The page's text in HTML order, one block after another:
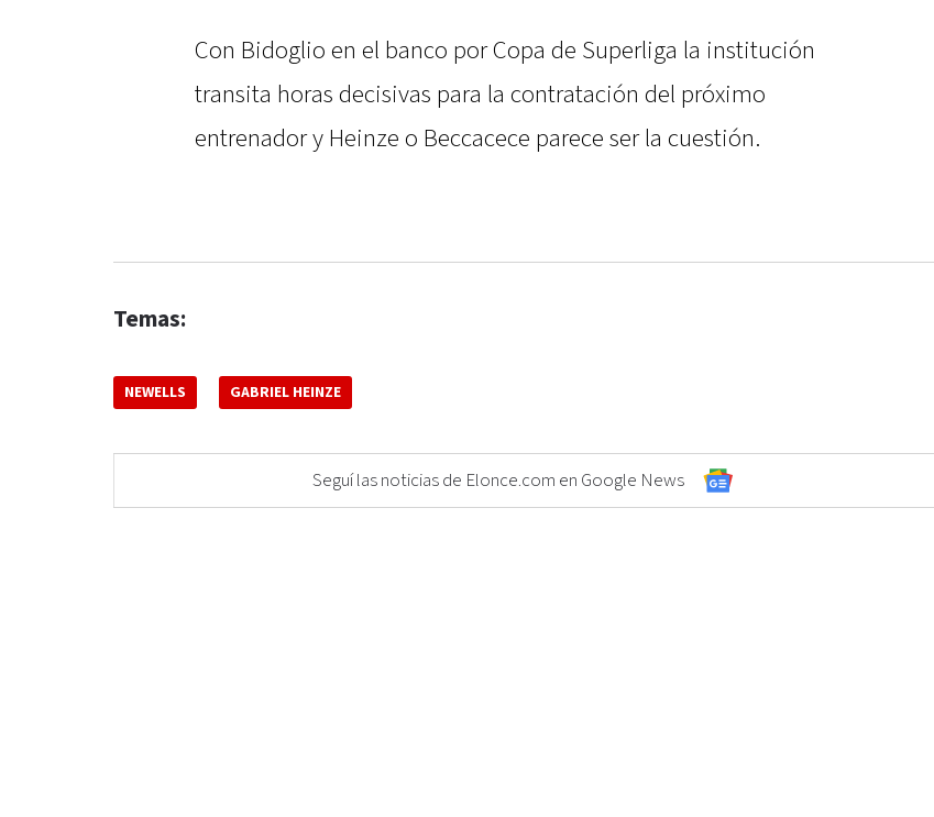
Con Bidoglio en el banco por Copa de Superliga la institución
transita horas decisivas para la contratación del próximo
entrenador y Heinze o Beccacece parece ser la cuestión.
Temas:
NEWELLS GABRIEL HEINZE
Seguí las noticias de Elonce.com en Google News